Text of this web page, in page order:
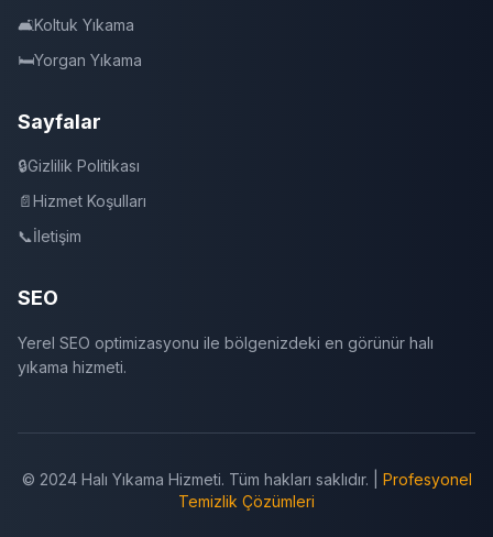
🛋️Koltuk Yıkama
🛏️Yorgan Yıkama
Sayfalar
🔒Gizlilik Politikası
📄Hizmet Koşulları
📞İletişim
SEO
Yerel SEO optimizasyonu ile bölgenizdeki en görünür halı
yıkama hizmeti.
© 2024 Halı Yıkama Hizmeti. Tüm hakları saklıdır. | Profesyonel
Temizlik Çözümleri